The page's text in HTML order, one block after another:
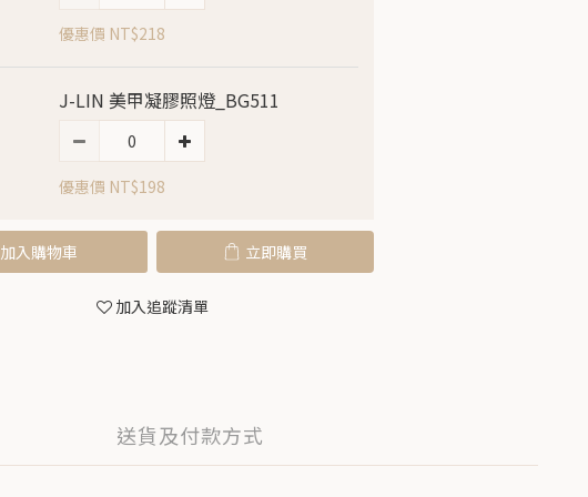
優惠價 NT$218
J-LIN 美甲凝膠照燈_BG511
優惠價 NT$198
加入購物車 立即購買
加入追蹤清單
送貨及付款方式